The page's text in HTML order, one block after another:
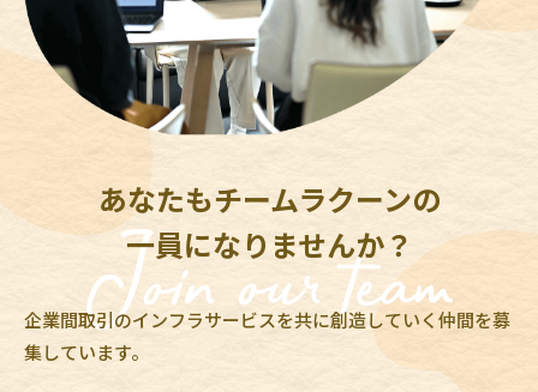
あなたもチームラクーンの
一員になりませんか？
企業間取引のインフラサービスを共に創造していく仲間を募
集しています。